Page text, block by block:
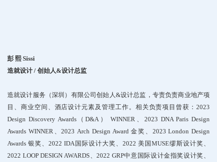
彭 熙 Sissi
造就设计 / 创始人&设计总监
造就设计服务（深圳）有限公司创始人&设计总监，专责负责商业地产项
目、商业空间、酒店设计元素及管理工作。相关负责项目曾获：2023
Design Discovery Awards（D&A） WINNER、2023 DNA Paris Design
Awards WINNER、2023 Arch Design Award 金奖、2023 London Design
Awards 银奖、2022 IDA国际设计大奖、2022 美国MUSE缪斯设计奖、
2022 LOOP DESIGN AWARDS、2022 GRP中意国际设计金指奖设计奖、